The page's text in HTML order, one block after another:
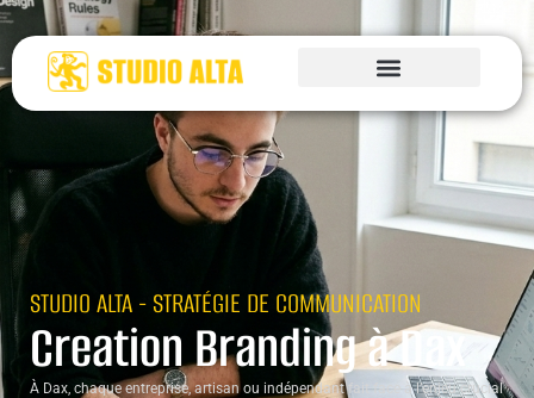
STUDIO ALTA - STRATÉGIE DE COMMUNICATION
Creation Branding à Dax
À Dax, chaque entreprise, artisan ou indépendant fait face à l’enjeu crucial